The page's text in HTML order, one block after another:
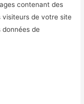
contenant des
visiteurs de votre site
de